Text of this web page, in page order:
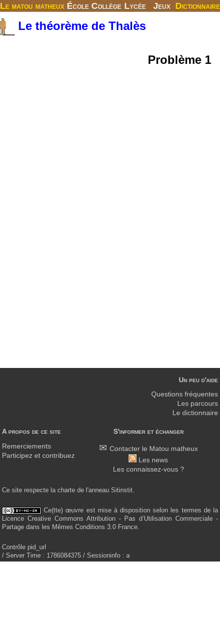
Le matou matheux École Collège Lycée Jeux Dictionnaire
Le théorème de Thalès
Problème 1
A propos de ce site
Remerciements
Participez et contribuez
S'informer et échanger
Contacter le Matou matheux
Les news
Les connaissez-vous ?
Un peu d'aide
Questions fréquentes
Les parcours
Le dictionnaire
Ce site respecte la charte de l'anneau Sitinstit.
Ce(tte) œuvre est mise à disposition selon les termes de la
Licence Creative Commons Attribution - Pas d’Utilisation Commerciale -
Partage dans les Mêmes Conditions 3.0 France.
Contrôle pid_url
/ Server Time : 1786084375 / Sessioninfo : a